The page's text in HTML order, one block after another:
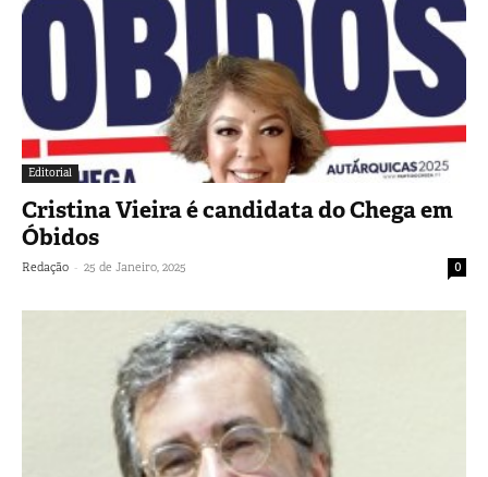
Editorial
Cristina Vieira é candidata do Chega em
Óbidos
Redação - 25 de Janeiro, 2025 0